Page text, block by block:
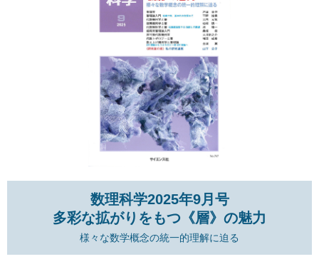
数理科学2025年9月号
多彩な拡がりをもつ《層》の魅力
様々な数学概念の統一的理解に迫る